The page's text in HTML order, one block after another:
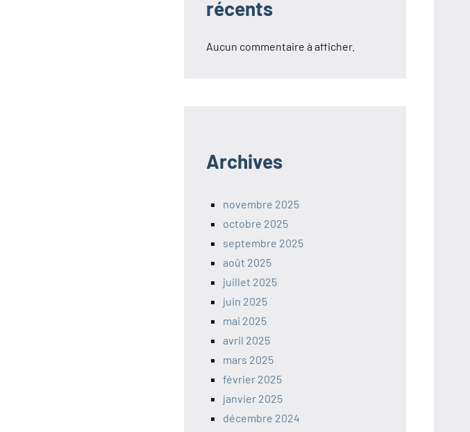
récents
Aucun commentaire à afficher.
Archives
novembre 2025
octobre 2025
septembre 2025
août 2025
juillet 2025
juin 2025
mai 2025
avril 2025
mars 2025
février 2025
janvier 2025
décembre 2024